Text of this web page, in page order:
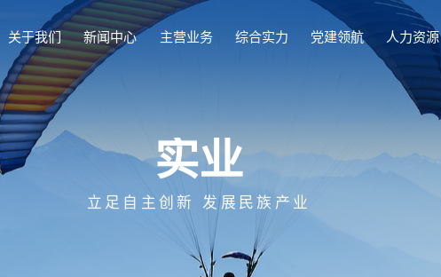
关于我们
于我们
设世界一流创新型工程公司
董事长致辞
发展历程
品牌文化
新闻中心
闻中心
证时代，传递价值
公司要闻
主营业务
营业务
分子到产业，每一步都是价值跃升
工程
工程服务
综合实力
合实力
业赢得信赖，实力见证典范
科技成果
党建领航
建领航
高质量党建引领高质量发展
宣传思想
青年之友
人力资源
力资源
造最好舞台，成就最好自己
人才培养
人才招聘
息公开
明沟通，信任同行
重大事项
联系我们
信访与合规举报
实业
立足自主创新 发展民族产业